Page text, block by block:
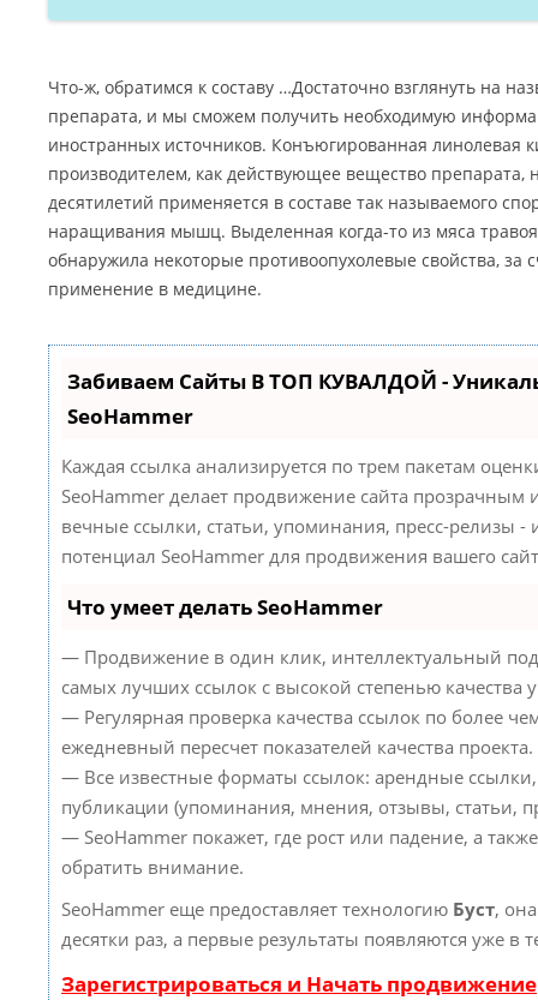
Что-ж, обратимся к составу …Достаточно взглянуть на
препарата, и мы сможем получить необходимую
иностранных источников. Конъюгированная линолевая
производителем, как действующее вещество препарата,
десятилетий применяется в составе так называемого
наращивания мышц. Выделенная когда-то из мяса
обнаружила некоторые противоопухолевые свойства, за
применение в медицине.
Забиваем Сайты В ТОП КУВАЛДОЙ -
SeoHammer
Каждая ссылка анализируется по трем пакетам
SeoHammer делает продвижение сайта прозрачным
вечные ссылки, статьи, упоминания, пресс-релизы -
потенциал SeoHammer для продвижения вашего
Что умеет делать SeoHammer
— Продвижение в один клик, интеллектуальный
самых лучших ссылок с высокой степенью качества
— Регулярная проверка качества ссылок по более
ежедневный пересчет показателей качества проекта.
— Все известные форматы ссылок: арендные
публикации (упоминания, мнения, отзывы, статьи,
— SeoHammer покажет, где рост или падение, а
обратить внимание.
SeoHammer еще предоставляет технологию Буст,
десятки раз, а первые результаты появляются уже в
Зарегистрироваться и Начать продвижение